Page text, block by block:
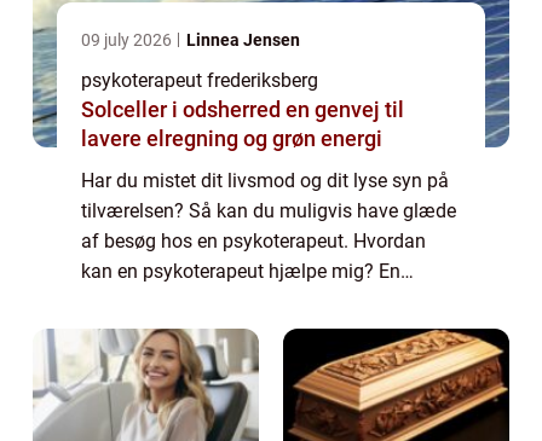
09 july 2026 Linnea Jensen
psykoterapeut frederiksberg
Solceller i odsherred en genvej til
lavere elregning og grøn energi
Har du mistet dit livsmod og dit lyse syn på
tilværelsen? Så kan du muligvis have glæde
af besøg hos en psykoterapeut. Hvordan
kan en psykoterapeut hjælpe mig? En
særligt uddannet til at yde terapeutisk hjælp
til ...